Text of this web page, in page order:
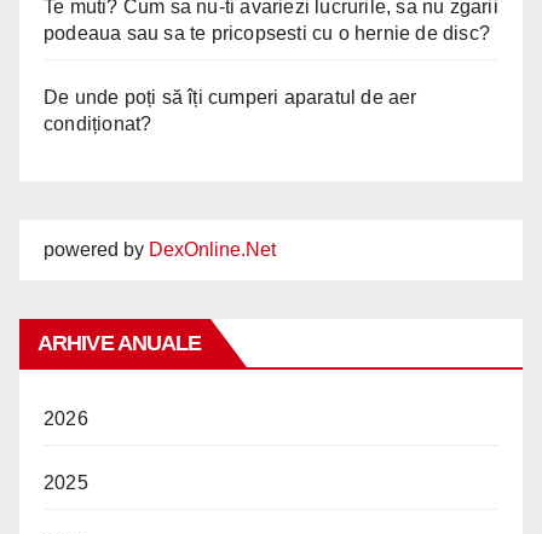
Te muti? Cum sa nu-ti avariezi lucrurile, sa nu zgarii
podeaua sau sa te pricopsesti cu o hernie de disc?
De unde poți să îți cumperi aparatul de aer
condiționat?
powered by DexOnline.Net
ARHIVE ANUALE
2026
2025